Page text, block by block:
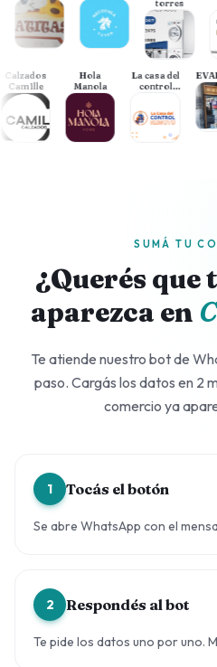
torres
Calzados
Camille
Hola
Manola
La casa del
control
SUMÁ TU
¿Querés
aparezca en
Te atiende nuestro bot de
paso. Cargás los datos en 2
comercio ya
1 Tocás el botón
Se abre WhatsApp con el
2 Respondés al bot
Te pide los datos uno por uno.